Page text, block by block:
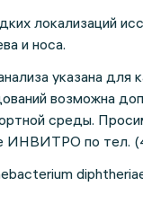
локализаций
и носа.
указана для
возможна
среды.
ИНВИТРО по тел.